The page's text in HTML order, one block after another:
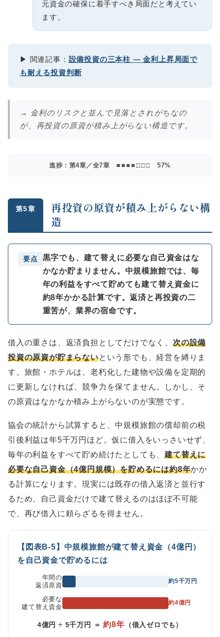
元資金の確保に着手すべき局面だと考えてい
ます。
▶ 関連記事： 設備投資の三本柱 ― 金利上昇局面で
も耐える投資判断
→ 金利のリスクと並んで見落とされがちなの
が、再投資の原資が積み上がらない構造です。
進捗：第4章／全7章 ■■■■□□□ 57%
第5章
再投資の原資が積み上がらない構
造
要点
黒字でも、建て替えに必要な自己資金はな
かなか貯まりません。中規模旅館では、毎
年の利益をすべて貯めても建て替え資金に
約8年かかる計算です。返済と再投資の二
重苦が、業界の宿命です。
借入の重さは、返済負担としてだけでなく、 次の設備
投資の原資が貯まらないという形でも、経営を縛りま
す。旅館・ホテルは、老朽化した建物や設備を定期的
に更新しなければ、競争力を保てません。しかし、そ
の原資はなかなか積み上がらないのが実態です。
協会の統計から試算すると、中規模旅館の償却前の税
引後利益は年5千万円ほど。仮に借入をいっさいせず、
毎年の利益をすべて貯め続けたとしても、建て替えに
必要な自己資金（4億円規模）を貯めるには約8年かか
る計算になります。現実には既存の借入返済と並行す
るため、自己資金だけで建て替えるのはほぼ不可能
で、再び借入に頼らざるを得ません。
【図表B-5】中規模旅館が建て替え資金（4億円）
を自己資金で貯めるには
年間の
返済原資
約5千万円
必要な
建て替え資金
約4億円
4億円 ÷ 5千万円 ＝約8年 （借入ゼロでも）